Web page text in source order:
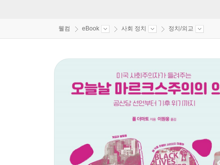
웰컴 eBook 사회 정치 정치/외교